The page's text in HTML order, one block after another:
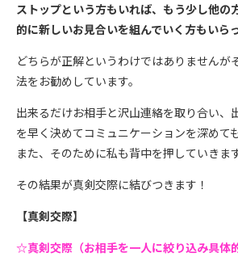
ストップという方もいれば、もう少し他の
的に新しいお見合いを組んでいく方もいら
どちらが正解というわけではありませんが
法をお勧めしています。
出来るだけお相手と沢山連絡を取り合い、
を早く決めてコミュニケーションを深めて
また、そのために私も背中を押していきます
その結果が真剣交際に結びつきます！
【真剣交際】
☆真剣交際（お相手を一人に絞り込み具体